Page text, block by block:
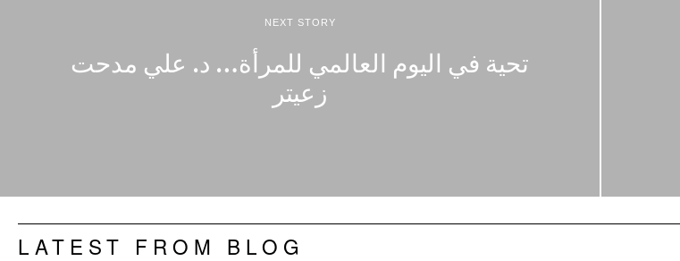
NEXT STORY
تحية في اليوم العالمي للمرأة… د. علي مدحت
زعيتر
LATEST FROM BLOG